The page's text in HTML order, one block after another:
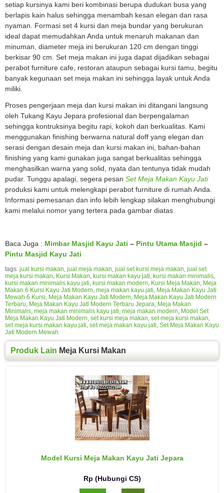
setiap kursinya kami beri kombinasi berupa dudukan busa yang
berlapis kain halus sehingga menambah kesan elegan dan rasa
nyaman. Formasi set 4 kursi dan meja bundar yang berukuran
ideal dapat memudahkan Anda untuk menaruh makanan dan
minuman, diameter meja ini berukuran 120 cm dengan tinggi
berkisar 90 cm. Set meja makan ini juga dapat dijadikan sebagai
perabot furniture cafe, restoran ataupun sebagai kursi tamu, begitu
banyak kegunaan set meja makan ini sehingga layak untuk Anda
miliki.
Proses pengerjaan meja dan kursi makan ini ditangani langsung
oleh Tukang Kayu Jepara profesional dan berpengalaman
sehingga kontruksinya begitu rapi, kokoh dan berkualitas. Kami
menggunakan finishing berwarna natural doff yang elegan dan
serasi dengan desain meja dan kursi makan ini, bahan-bahan
finishing yang kami gunakan juga sangat berkualitas sehingga
menghasilkan warna yang solid, nyata dan tentunya tidak mudah
pudar. Tunggu apalagi, segera pesan Set Meja Makan Kayu Jati
produksi kami untuk melengkapi perabot furniture di rumah Anda.
Informasi pemesanan dan info lebih lengkap silakan menghubungi
kami melalui nomor yang tertera pada gambar diatas.
Baca Juga : Mimbar Masjid Kayu Jati – Pintu Utama Masjid –
Pintu Masjid Kayu Jati
tags: jual kursi makan, jual meja makan, jual set kursi meja makan, jual set
meja kursi makan, Kursi Makan, kursi makan kayu jati, kursi makan minimalis,
kursi makan minimalis kayu jati, kursi makan modern, Kursi Meja Makan, Meja
Makan 6 Kursi Kayu Jati Modern, meja makan kayu jati, Meja Makan Kayu Jati
Mewah 6 Kursi, Meja Makan Kayu Jati Modern, Meja Makan Kayu Jati Modern
Terbaru, Meja Makan Kayu Jati Modern Terbaru Jepara, Meja Makan
Minimalis, meja makan minimalis kayu jati, meja makan modern, Model Set
Meja Makan Kayu Jati Modern, set kursi meja makan, set meja kursi makan,
set meja kursi makan kayu jati, set meja makan kayu jati, Set Meja Makan Kayu
Jati Modern Mewah
Produk Lain Meja Kursi Makan
Model Kursi Meja Makan Kayu Jati Jepara
Rp (Hubungi CS)